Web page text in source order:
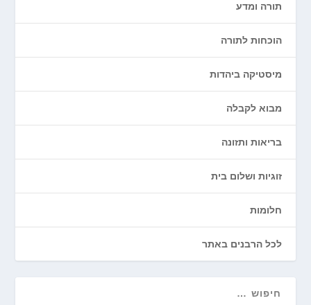
תורה ומדע
הוכחות לתורה
מיסטיקה ביהדות
מבוא לקבלה
בריאות ותזונה
זוגיות ושלום בית
חלומות
לכל הרבנים באתר